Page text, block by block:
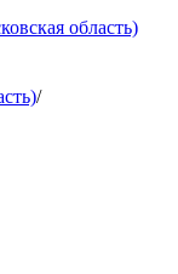
область)
/